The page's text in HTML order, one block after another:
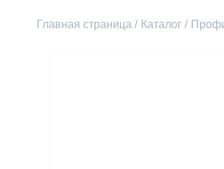
Главная страница / Каталог /